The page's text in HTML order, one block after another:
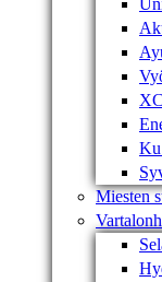
Ku
Miesten